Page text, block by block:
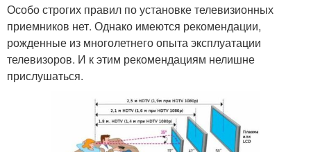
Особо строгих правил по установке телевизионных
приемников нет. Однако имеются рекомендации,
рожденные из многолетнего опыта эксплуатации
телевизоров. И к этим рекомендациям нелишне
прислушаться.